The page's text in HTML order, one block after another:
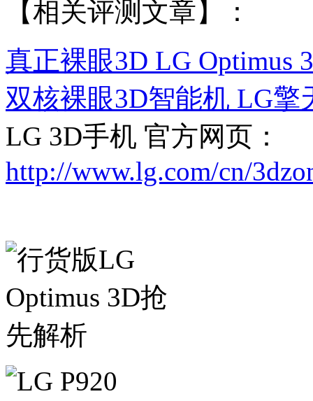
【相关评测文章】：
真正裸眼3D LG Optimus
双核裸眼3D智能机 LG擎
LG 3D手机 官方网页：
http://www.lg.com/cn/